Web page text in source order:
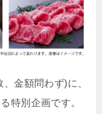
金額問わず)に、
特別企画です。